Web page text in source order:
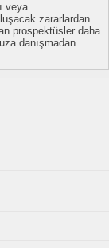
veya
zararlardan
prospektüsler daha
danışmadan